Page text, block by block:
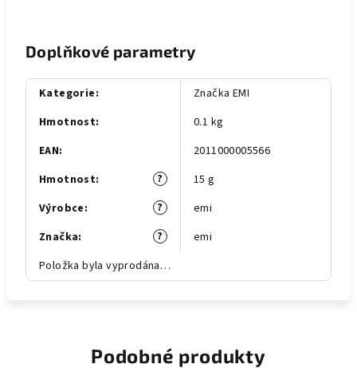
Doplňkové parametry
Kategorie:
Značka EMI
Hmotnost:
0.1 kg
EAN:
2011000005566
?
Hmotnost:
15 g
?
Výrobce:
emi
?
Značka:
emi
Položka byla vyprodána…
Podobné produkty